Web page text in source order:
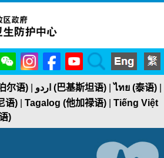
WeChatInstagramFacebookYouTubeSearch
尔语) اردو (巴基斯坦语) |ไทย (泰语)
语)
Tagalog (他加禄语)
Tiếng Việt
)